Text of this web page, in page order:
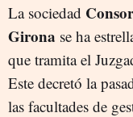
La sociedad
Girona se ha
que tramita el
Este decretó la
las facultades de